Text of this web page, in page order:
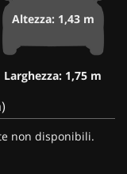
Altezza: 1,43 m
Larghezza: 1,75 m
non disponibili.